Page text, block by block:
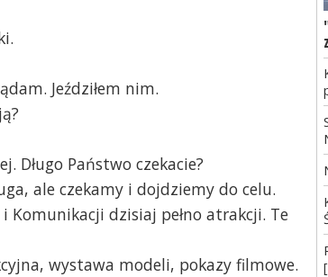
Jeździłem nim.
Długo Państwo czekacie?
ale czekamy i dojdziemy do celu.
Komunikacji dzisiaj pełno atrakcji. Te
wystawa modeli, pokazy filmowe.